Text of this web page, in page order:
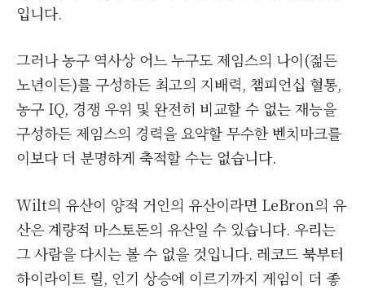
입니다.
그러나 농구 역사상 어느 누구도 제임스의 나이(젊든
노년이든)를 구성하든 최고의 지배력, 챔피언십 혈통,
농구 IQ, 경쟁 우위 및 완전히 비교할 수 없는 재능을
구성하든 제임스의 경력을 요약할 무수한 벤치마크를
이보다 더 분명하게 축적할 수는 없습니다.
Wilt의 유산이 양적 거인의 유산이라면 LeBron의 유
산은 계량적 마스토돈의 유산일 수 있습니다. 우리는
그 사람을 다시는 볼 수 없을 것입니다. 레코드 북부터
하이라이트 릴, 인기 상승에 이르기까지 게임이 더 좋